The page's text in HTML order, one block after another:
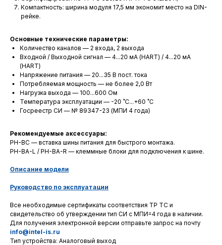
Компактность: ширина модуля 17,5 мм экономит место на DIN-
рейке.
Основные технические параметры:
Количество каналов — 2 входа, 2 выхода
Входной / Выходной сигнал — 4...20 мА (HART) / 4...20 мА
(HART)
Напряжение питания — 20...35 В пост. тока
Потребляемая мощность — не более 2,0 Вт
Нагрузка выхода — 100...600 Ом
Температура эксплуатации — -20 ˚С...+60 ˚С
Госреестр СИ — № 89347-23 (МПИ 4 года)
Рекомендуемые аксессуары:
PH-BC — вставка шины питания для быстрого монтажа.
PH-BA-L / PH-BA-R — клеммные блоки для подключения к шине.
Описание модели
Руководство по эксплуатации
Все необходимые сертификаты соответствия ТР ТС и
свидетельство об утверждении тип СИ с МПИ=4 года в наличии.
Для получения электронной версии отправьте запрос на почту
info@intel-is.ru
Тип устройства: Аналоговый выход